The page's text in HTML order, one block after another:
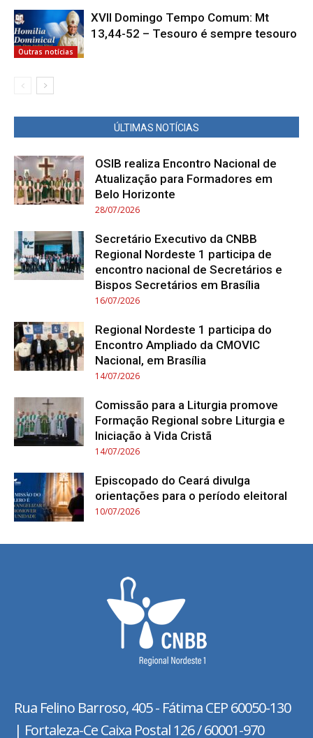
Outras notícias
XVII Domingo Tempo Comum: Mt
13,44-52 – Tesouro é sempre tesouro
ÚLTIMAS NOTÍCIAS
OSIB realiza Encontro Nacional de
Atualização para Formadores em
Belo Horizonte
28/07/2026
Secretário Executivo da CNBB
Regional Nordeste 1 participa de
encontro nacional de Secretários e
Bispos Secretários em Brasília
16/07/2026
Regional Nordeste 1 participa do
Encontro Ampliado da CMOVIC
Nacional, em Brasília
14/07/2026
Comissão para a Liturgia promove
Formação Regional sobre Liturgia e
Iniciação à Vida Cristã
14/07/2026
Episcopado do Ceará divulga
orientações para o período eleitoral
10/07/2026
Rua Felino Barroso, 405 - FátimaCEP 60050-130
| Fortaleza-Ce Caixa Postal 126 / 60001-970